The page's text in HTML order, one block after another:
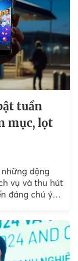
tuần
mục, lọt
động
vụ và thu hút
đáng chú ý